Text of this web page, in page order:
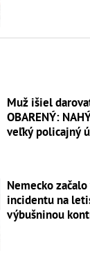
Muž išiel
OBARENÝ:
veľký policajný
Nemecko
incidentu na
výbušninou